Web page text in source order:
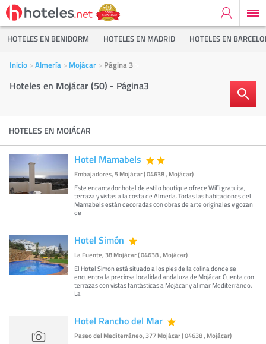
HOTELES EN BENIDORM HOTELES EN MADRID HOTELES EN
Inicio Almería Mojácar Página 3
Hoteles en Mojácar (50) - Página3
HOTELES EN MOJÁCAR
Hotel Mamabels
Embajadores, 5 Mojácar ( 04638 , Mojácar)
Este encantador hotel de estilo boutique ofrece WiFi gratuita,
terraza y vistas a la costa de Almería. Todas las habitaciones del
Mamabels están decoradas con obras de arte originales y gozan
de
Hotel Simón
La Fuente, 38 Mojácar ( 04638 , Mojácar)
El Hotel Simon está situado a los pies de la colina donde se
encuentra la preciosa localidad andaluza de Mojácar. Cuenta con
terrazas con vistas fantásticas a Mojácar y al mar Mediterráneo.
La
Hotel Rancho del Mar
Paseo del Mediterráneo, 377 Mojácar ( 04638 , Mojácar)